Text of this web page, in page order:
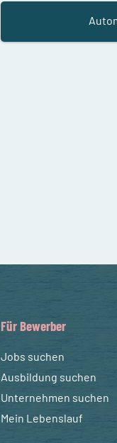
Für Bewerber
Jobs suchen
Ausbildung suchen
Unternehmen suchen
Mein Lebenslauf